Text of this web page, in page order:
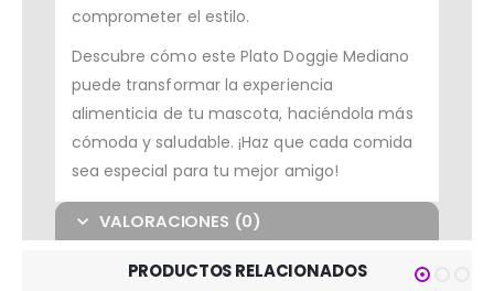
comprometer el estilo.
Descubre cómo este Plato Doggie Mediano
puede transformar la experiencia
alimenticia de tu mascota, haciéndola más
cómoda y saludable. ¡Haz que cada comida
sea especial para tu mejor amigo!
VALORACIONES (0)
PRODUCTOS RELACIONADOS